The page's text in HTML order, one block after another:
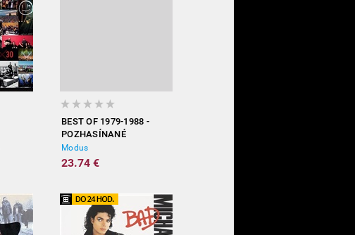
BEST OF 1979-1988 -
POZHASÍNANÉ
Modus
23.74 €